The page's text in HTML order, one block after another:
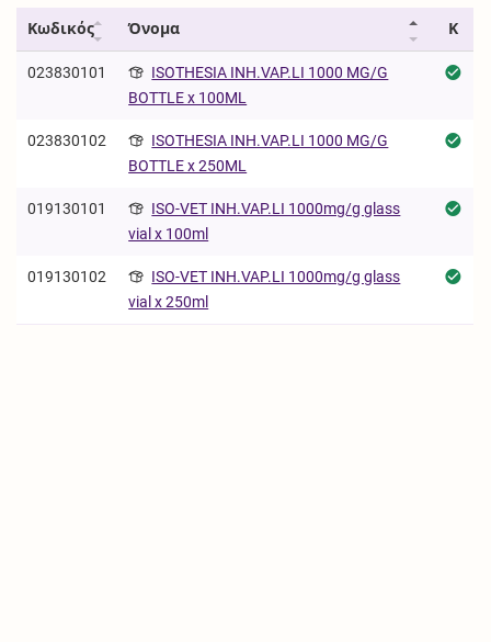
Κωδικός Όνομα Κ
023830101
ISOTHESIA INH.VAP.LI 1000 MG/G
BOTTLE x 100ML
023830102
ISOTHESIA INH.VAP.LI 1000 MG/G
BOTTLE x 250ML
019130101
ISO-VET INH.VAP.LI 1000mg/g glass
vial x 100ml
019130102
ISO-VET INH.VAP.LI 1000mg/g glass
vial x 250ml